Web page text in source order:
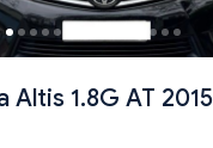
Altis 1.8G AT 2015